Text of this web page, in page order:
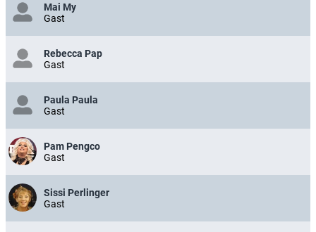
Mai My
Gast
Rebecca Pap
Gast
Paula Paula
Gast
Pam Pengco
Gast
Sissi Perlinger
Gast